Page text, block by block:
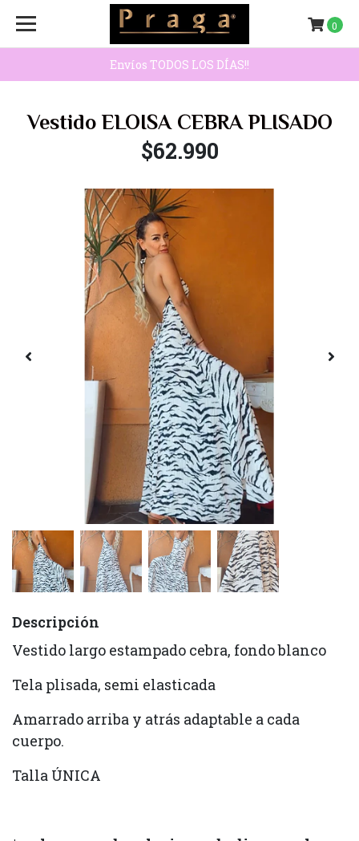
Envíos TODOS LOS DÍAS!!
0
Vestido ELOISA CEBRA PLISADO
$62.990
Descripción
Vestido largo estampado cebra, fondo blanco
Tela plisada, semi elasticada
Amarrado arriba y atrás adaptable a cada
cuerpo.
Talla ÚNICA